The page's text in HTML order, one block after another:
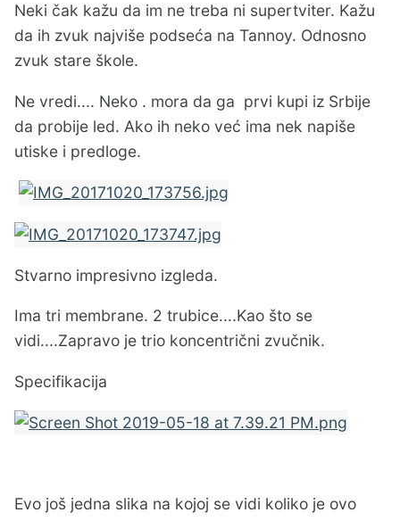
Neki čak kažu da im ne treba ni supertviter. Kažu
da ih zvuk najviše podseća na Tannoy. Odnosno
zvuk stare škole.
Ne vredi.... Neko . mora da ga prvi kupi iz Srbije
da probije led. Ako ih neko već ima nek napiše
utiske i predloge.
Stvarno impresivno izgleda.
Ima tri membrane. 2 trubice....Kao što se
vidi....Zapravo je trio koncentrični zvučnik.
Specifikacija
Evo još jedna slika na kojoj se vidi koliko je ovo